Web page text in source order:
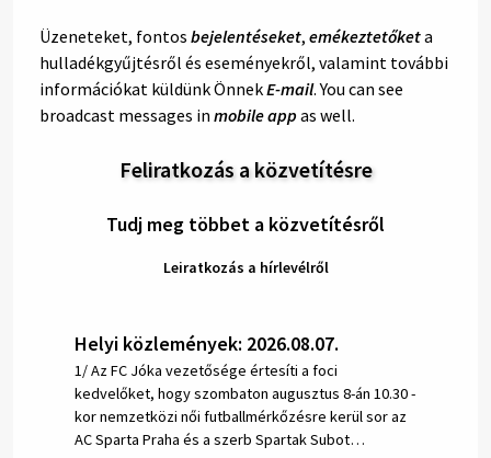
Üzeneteket, fontos bejelentéseket, emékeztetőketa
hulladékgyűjtésről és eseményekről, valamint további
információkat küldünk ÖnnekE-mail. You can see
broadcast messages in mobile app as well.
Feliratkozás a közvetítésre
Tudj meg többet a közvetítésről
Leiratkozás a hírlevélről
Helyi közlemények: 2026.08.07.
1/ Az FC Jóka vezetősége értesíti a foci
kedvelőket, hogy szombaton augusztus 8-án 10.30 -
kor nemzetközi női futballmérkőzésre kerül sor az
AC Sparta Praha és a szerb Spartak Subot…